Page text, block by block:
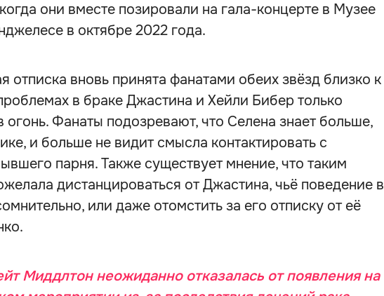
они вместе позировали на гала-концерте в Музее
в октябре 2022 года.
отписка вновь принята фанатами обеих звёзд близко к
в браке Джастина и Хейли Бибер только
Фанаты подозревают, что Селена знает больше,
и больше не видит смысла контактировать с
парня. Также существует мнение, что таким
дистанцироваться от Джастина, чьё поведение в
или даже отомстить за его отписку от её
Миддлтон неожиданно отказалась от появления на